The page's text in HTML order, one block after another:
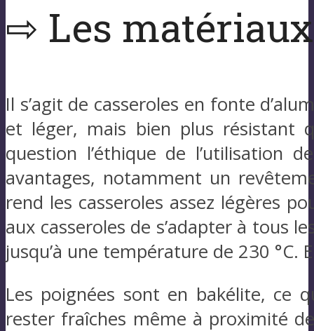
⇨ Les
Il s’agit de casseroles en fonte
et léger, mais bien plus résistant
question l’éthique de l’utilisation
avantages, notamment un
rend les casseroles assez légères
aux casseroles de s’adapter à tous
jusqu’à une température de 230 °C.
Les poignées sont en bakélite, ce
rester fraîches même à proximité